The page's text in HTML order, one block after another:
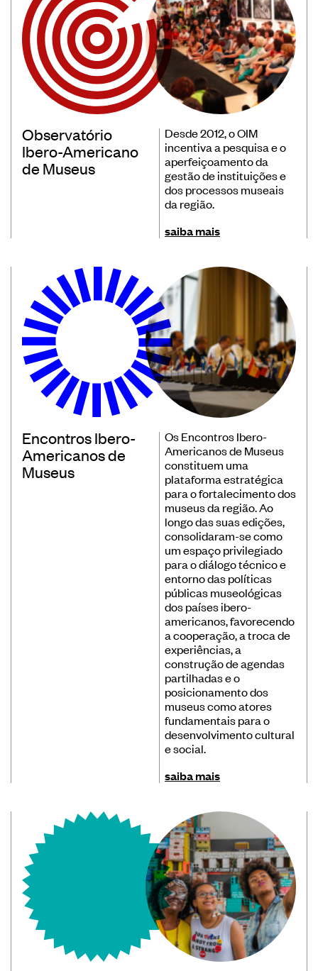
Observatório
Ibero-Americano
de Museus
Desde 2012, o OIM
incentiva a pesquisa e o
aperfeiçoamento da
gestão de instituições e
dos processos museais
da região.
saiba mais
Encontros Ibero-
Americanos de
Museus
Os Encontros Ibero-
Americanos de Museus
constituem uma
plataforma estratégica
para o fortalecimento dos
museus da região. Ao
longo das suas edições,
consolidaram-se como
um espaço privilegiado
para o diálogo técnico e
entorno das políticas
públicas museológicas
dos países ibero-
americanos, favorecendo
a cooperação, a troca de
experiências, a
construção de agendas
partilhadas e o
posicionamento dos
museus como atores
fundamentais para o
desenvolvimento cultural
e social.
saiba mais